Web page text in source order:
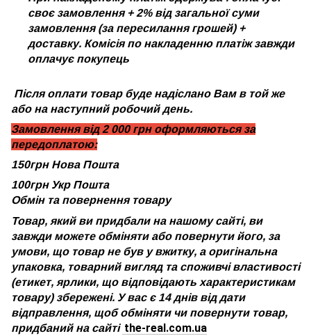
своє замовлення + 2% від загальної суми
замовлення (за пересилання грошей) +
доставку. Комісія по накладенню платіж завжди
оплачує покупець
Після оплати товар буде надіслано Вам в той же
або на наступний робочий день.
Замовлення від 2 000 грн оформляються за
передоплатою:
150грн Нова Пошта
100грн Укр Пошта
Обмін та повернення товару
Товар, який ви придбали на нашому сайті, ви
завжди можете обміняти або повернути його, за
умови, що товар не був у вжитку, а оригінальна
упаковка, товарний вигляд та споживчі властивості
(етикет, ярлики, що відповідають характеристикам
товару) збережені. У вас є 14 днів від дати
відправлення, щоб обміняти чи повернути товар,
придбаний на сайті the-real.com.ua